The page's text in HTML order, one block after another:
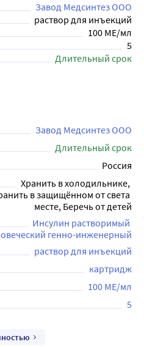
Завод Медсинтез ООО
раствор для инъекций
100 МЕ/мл
5
Длительный срок
Завод Медсинтез ООО
Длительный срок
Россия
Хранить в холодильнике,
в защищённом от света
месте, Беречь от детей
Инсулин растворимый
генно-инженерный
раствор для инъекций
картридж
100 МЕ/мл
5